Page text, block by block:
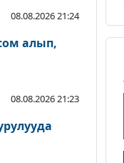
08.08.2026 21:24
алып,
08.08.2026 21:23